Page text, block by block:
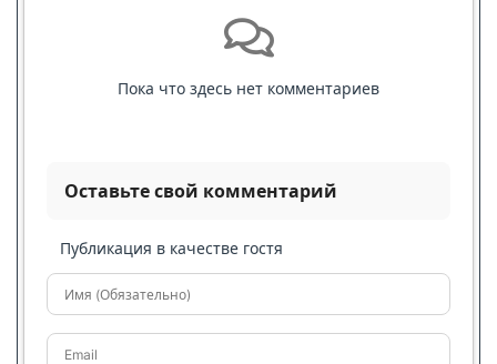
Пока что здесь нет комментариев
Оставьте свой комментарий
Публикация в качестве гостя
Имя (Обязательно)
Email